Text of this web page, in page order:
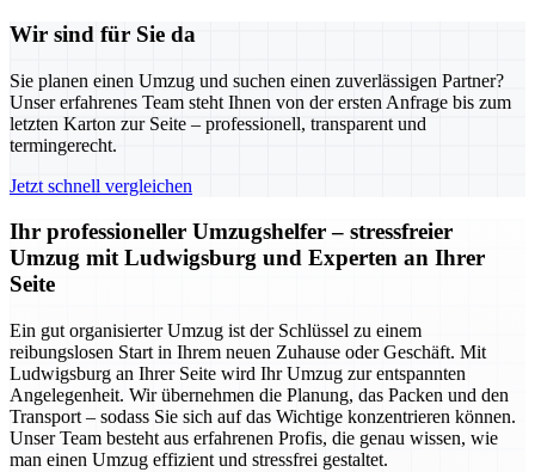
Wir sind für Sie da
Sie planen einen Umzug und suchen einen zuverlässigen Partner?
Unser erfahrenes Team steht Ihnen von der ersten Anfrage bis zum
letzten Karton zur Seite – professionell, transparent und
termingerecht.
Jetzt schnell vergleichen
Ihr professioneller Umzugshelfer – stressfreier
Umzug mit Ludwigsburg und Experten an Ihrer
Seite
Ein gut organisierter Umzug ist der Schlüssel zu einem
reibungslosen Start in Ihrem neuen Zuhause oder Geschäft. Mit
Ludwigsburg an Ihrer Seite wird Ihr Umzug zur entspannten
Angelegenheit. Wir übernehmen die Planung, das Packen und den
Transport – sodass Sie sich auf das Wichtige konzentrieren können.
Unser Team besteht aus erfahrenen Profis, die genau wissen, wie
man einen Umzug effizient und stressfrei gestaltet.